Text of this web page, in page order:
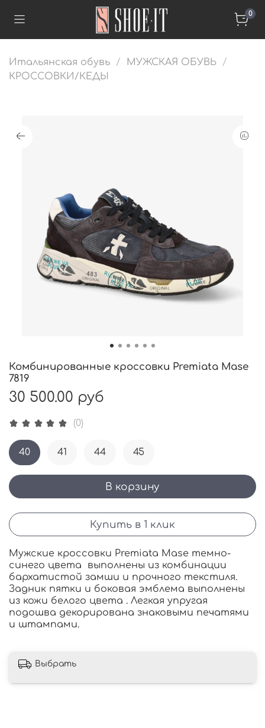
0
Итальянская обувь
МУЖСКАЯ ОБУВЬ
КРОССОВКИ/КЕДЫ
(0)
Комбинированные кроссовки Premiata Mase
7819
30 500.00 руб
В корзину
Купить в 1 клик
40 41 44 45
Мужские кроссовки Premiata Mase темно-
синего цвета выполнены из комбинации
бархатистой замши и прочного текстиля.
Задник пятки и боковая эмблема выполнены
из кожи белого цвета . Легкая упругая
подошва декорирована знаковыми печатями
и штампами.
Выбрать